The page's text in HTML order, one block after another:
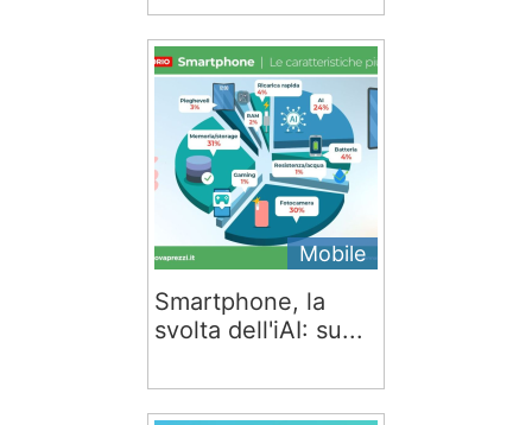
Mobile
Smartphone, la
svolta dell'iAI: su...